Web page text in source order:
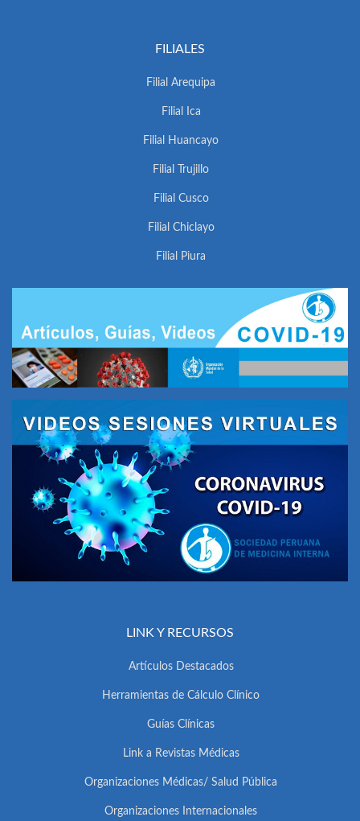
FILIALES
Filial Arequipa
Filial Ica
Filial Huancayo
Filial Trujillo
Filial Cusco
Filial Chiclayo
Filial Piura
LINK Y RECURSOS
Artículos Destacados
Herramientas de Cálculo Clínico
Guías Clínicas
Link a Revistas Médicas
Organizaciones Médicas/ Salud Pública
Organizaciones Internacionales